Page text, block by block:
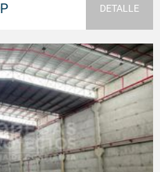
DETALLE